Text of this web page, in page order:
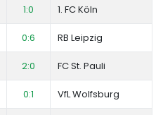
1:0 1. FC Köln
0:6 RB Leipzig
2:0 FC St. Pauli
0:1 VfL Wolfsburg